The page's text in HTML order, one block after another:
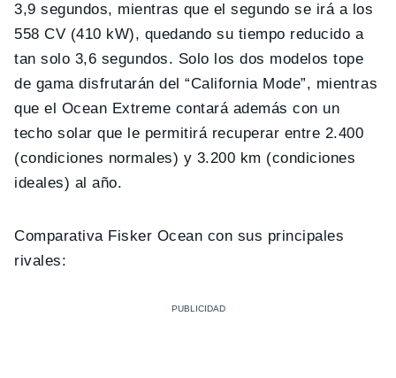
3,9 segundos, mientras que el segundo se irá a los
558 CV (410 kW), quedando su tiempo reducido a
tan solo 3,6 segundos. Solo los dos modelos tope
de gama disfrutarán del “California Mode”, mientras
que el Ocean Extreme contará además con un
techo solar que le permitirá recuperar entre 2.400
(condiciones normales) y 3.200 km (condiciones
ideales) al año.
Comparativa Fisker Ocean con sus principales
rivales: